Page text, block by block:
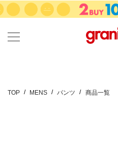
カテゴリーから探す
KIDS
カテゴリ
サイズ
TOP MENS パンツ 商品一覧